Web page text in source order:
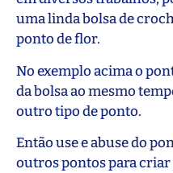
uma linda bolsa de
ponto de flor.
No exemplo acima o
da bolsa ao mesmo
outro tipo de ponto.
Então use e abuse do
outros pontos para criar